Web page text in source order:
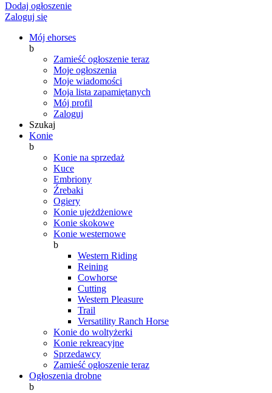
Dodaj ogłoszenie
Zaloguj się
Mój ehorses
b
Zamieść ogłoszenie teraz
Moje ogłoszenia
Moje wiadomości
Moja lista zapamiętanych
Mój profil
Zaloguj
Szukaj
Konie
b
Konie na sprzedaż
Kuce
Embriony
Źrebaki
Ogiery
Konie ujeżdżeniowe
Konie skokowe
Konie westernowe
b
Western Riding
Reining
Cowhorse
Cutting
Western Pleasure
Trail
Versatility Ranch Horse
Konie do woltyżerki
Konie rekreacyjne
Sprzedawcy
Zamieść ogłoszenie teraz
Ogłoszenia drobne
b